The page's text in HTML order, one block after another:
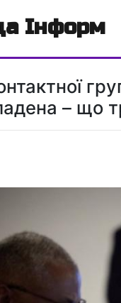
Інформ
– що